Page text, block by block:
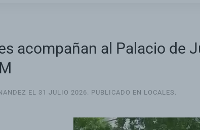
acompañan al Palacio de
EL 31 JULIO 2026. PUBLICADO EN LOCALES .